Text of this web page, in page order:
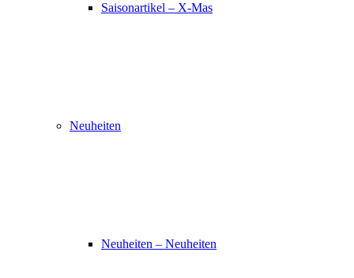
Saisonartikel – X-Mas
Neuheiten
Neuheiten – Neuheiten